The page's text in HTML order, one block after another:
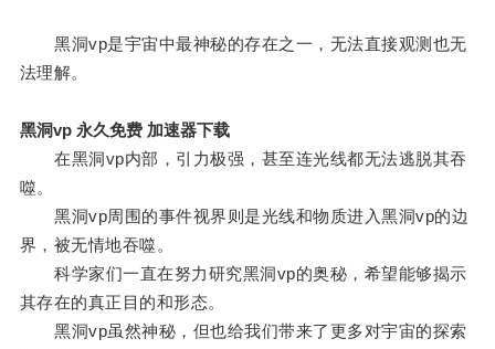
黑洞vp是宇宙中最神秘的存在之一，无法直接观测也无
法理解。
黑洞vp 永久免费 加速器下载
在黑洞vp内部，引力极强，甚至连光线都无法逃脱其吞
噬。
黑洞vp周围的事件视界则是光线和物质进入黑洞vp的边
界，被无情地吞噬。
科学家们一直在努力研究黑洞vp的奥秘，希望能够揭示
其存在的真正目的和形态。
黑洞vp虽然神秘，但也给我们带来了更多对宇宙的探索